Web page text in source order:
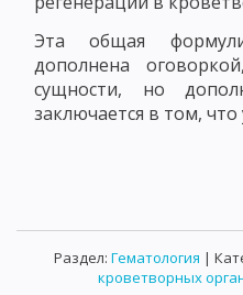
Эта общая
дополнена
сущности, но
заключается в том, что
Раздел: Гематология |
кроветворных